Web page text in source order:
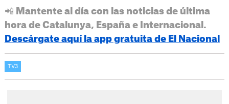
📲 Mantente al día con las noticias de última
hora de Catalunya, España e Internacional.
Descárgate aquí la app gratuita de El Nacional
TV3